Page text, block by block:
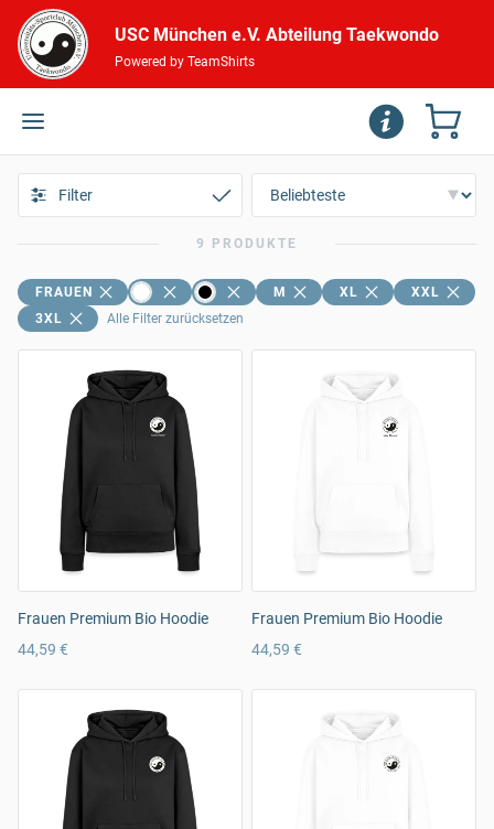
USC München e.V. Abteilung Taekwondo
Powered by TeamShirts
Filter
9 PRODUKTE
FRAUEN M XL
XXL
3XL
Alle Filter zurücksetzen
Frauen Premium Bio Hoodie
44,59 €
Frauen Premium Bio Hoodie
44,59 €